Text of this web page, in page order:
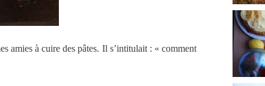
amies à cuire des pâtes. Il s’intitulait : « comment